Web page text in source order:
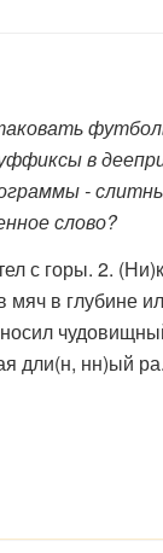
в
-
слово?
с горы. 2.
в глубине
дли(н, нн)ый